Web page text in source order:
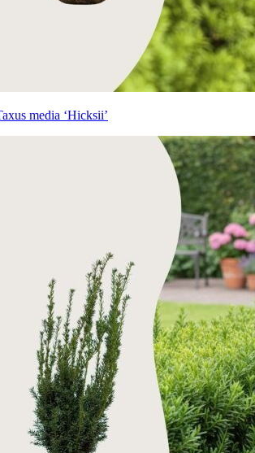
media ‘Hicksii’